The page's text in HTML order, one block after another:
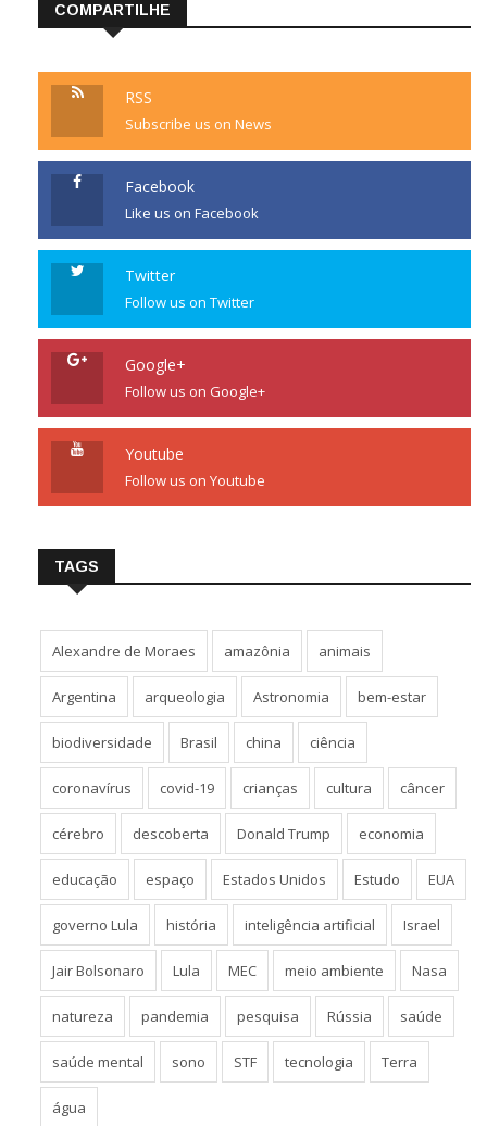
COMPARTILHE
RSS
Subscribe us on News
Facebook
Like us on Facebook
Twitter
Follow us on Twitter
Google+
Follow us on Google+
Youtube
Follow us on Youtube
TAGS
Alexandre de Moraes amazônia animais
Argentina arqueologia Astronomia bem-estar
biodiversidade Brasil china ciência
coronavírus covid-19 crianças cultura câncer
cérebro descoberta Donald Trump economia
educação espaço Estados Unidos Estudo EUA
governo Lula história inteligência artificial Israel
Jair Bolsonaro Lula MEC meio ambiente Nasa
natureza pandemia pesquisa Rússia saúde
saúde mental sono STF tecnologia Terra
água